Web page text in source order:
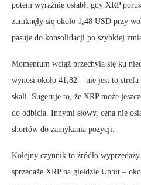
potem wyraźnie osłabł, gdy XRP
zamknęły się około 1,48 USD przy
pasuje do konsolidacji po szybkiej
Momentum wciąż przechyla się ku
wynosi około 41,82 – nie jest to strefa
skali. Sugeruje to, że XRP może
do odbicia. Innymi słowy, cena nie
shortów do zamykania pozycji.
Kolejny czynnik to źródło
sprzedaże XRP na giełdzie Upbit –